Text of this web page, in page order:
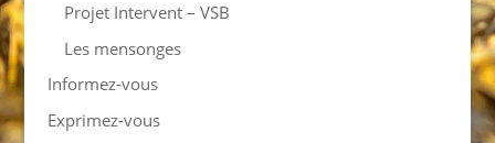
Projet Intervent – VSB
Les mensonges
Informez-vous
Exprimez-vous